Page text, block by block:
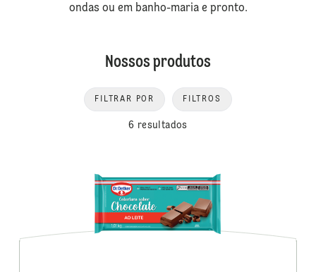
ondas ou em banho-maria e pronto.
Nossos produtos
6 resultados
FILTRAR POR FILTROS